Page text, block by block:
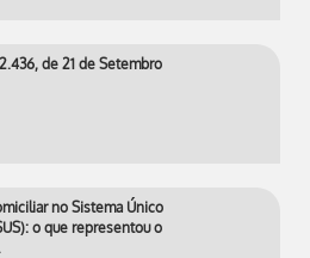
de 21 de Setembro
no Sistema Único
o que representou o